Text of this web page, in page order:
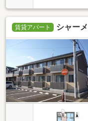
賃貸アパート シャー